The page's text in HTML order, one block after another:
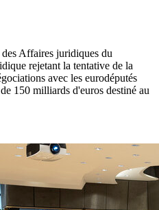
Affaires juridiques du
rejetant la tentative de la
avec les eurodéputés
150 milliards d'euros destiné au